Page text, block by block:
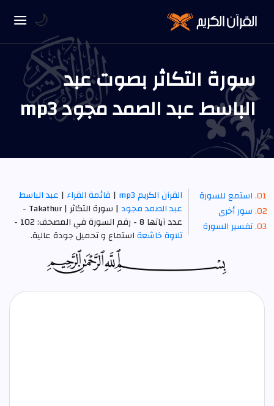
سورة التكاثر بصوت عبد
الباسط عبد الصمد مجود mp3
استمع للسورة
سور أخرى
تفسير السورة
القرآن الكريم mp3 | قائمة القراء| عبد الباسط
عبد الصمد مجود
| سورة التكاثر | Takathur -
عدد آياتها 8 - رقم السورة في المصحف: 102 -
تلاوة خاشعةاستماع و تحميل جودة عالية.
🌙